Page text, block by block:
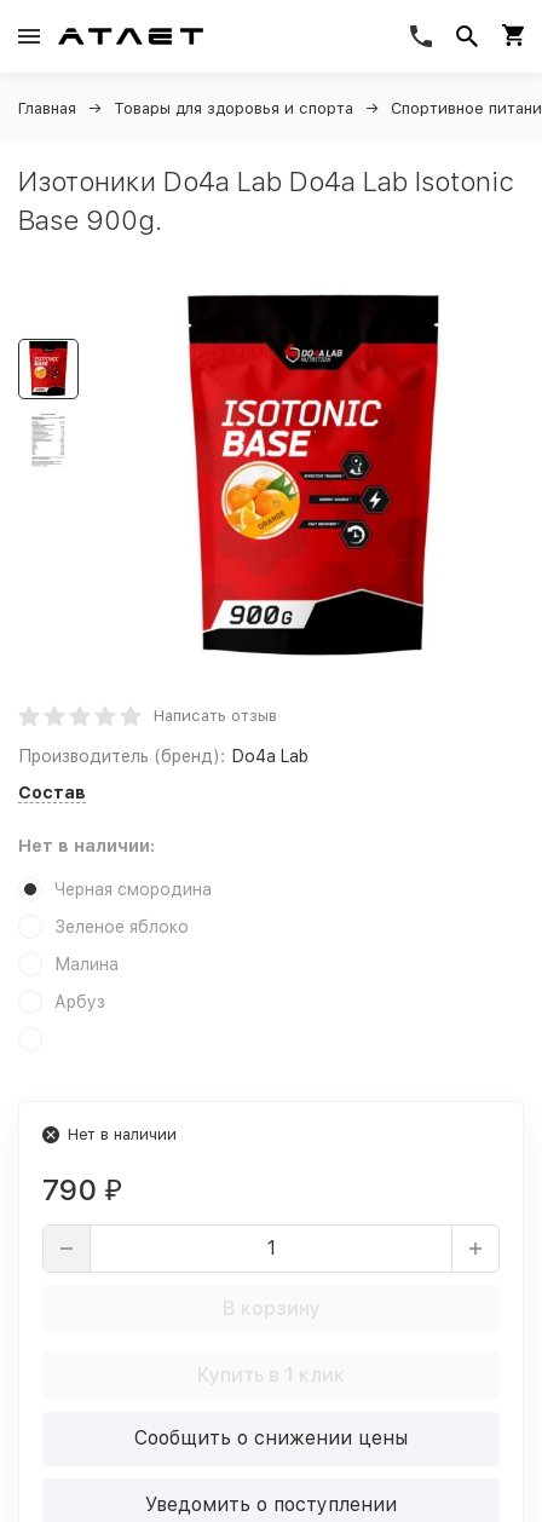
Главная Товары для здоровья и спорта Спортивное
Изотоники Do4a Lab Do4a Lab Isotonic
Base 900g.
Написать отзыв
Производитель (бренд): Do4a Lab
Состав
Нет в наличии:
Черная смородина
Зеленое яблоко
Малина
Арбуз
Нет в наличии
790 ₽
В корзину
Купить в 1 клик
Сообщить о снижении цены
Уведомить о поступлении